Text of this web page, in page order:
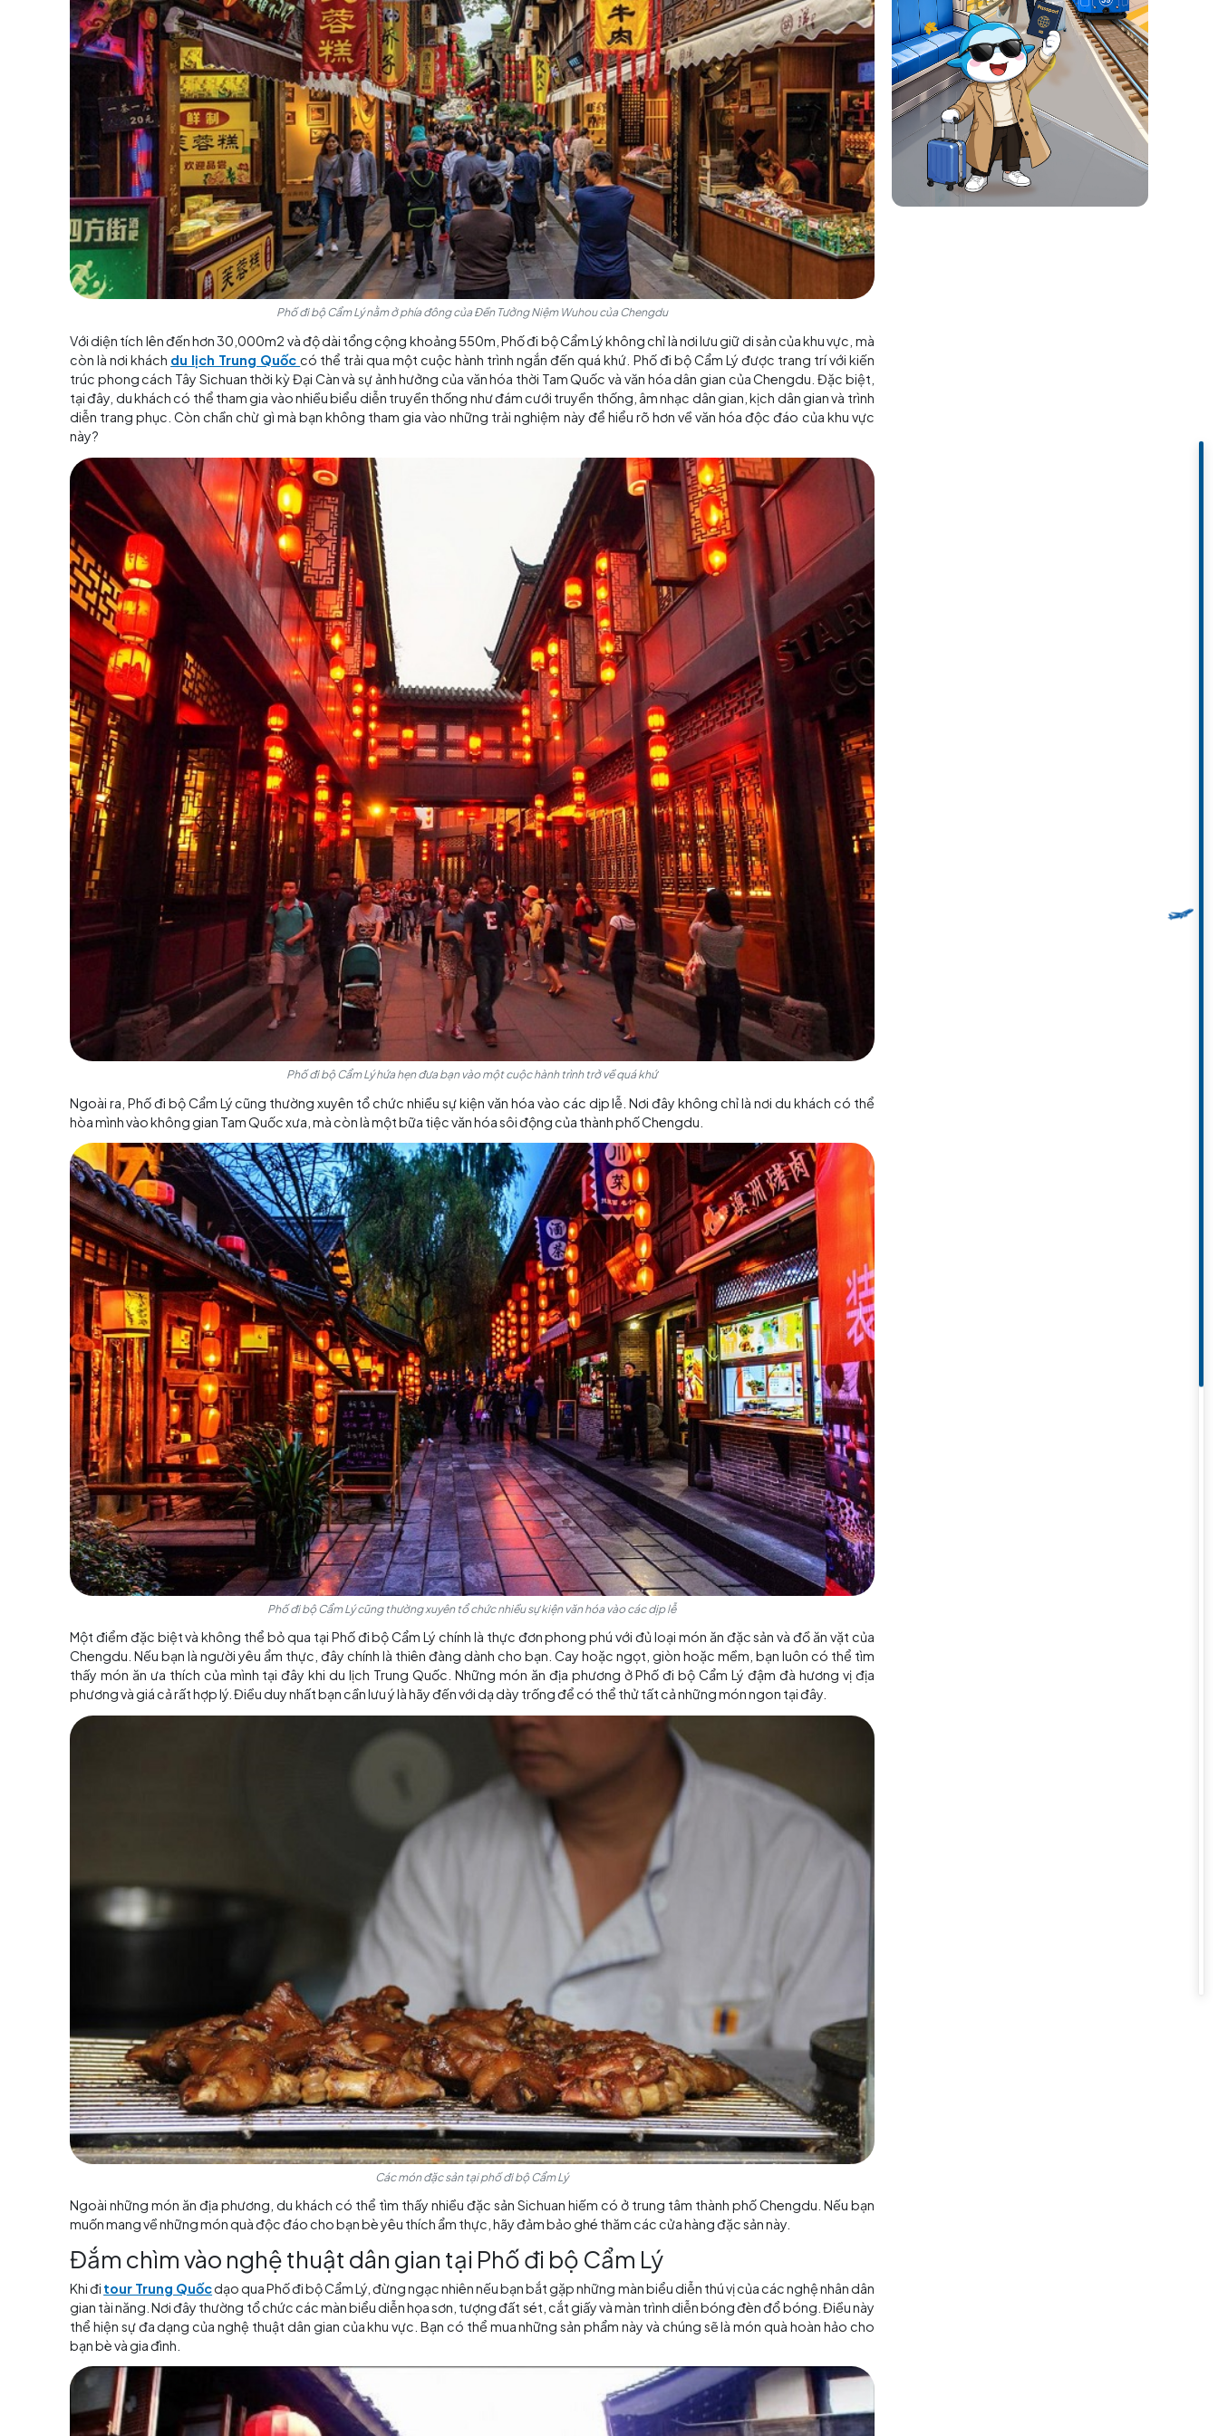
Phố đi bộ Cẩm Lý nằm ở phía đông của Đền Tưởng Niệm Wuhou của Chengdu
Với diện tích lên đến hơn 30,000m2 và độ dài tổng cộng khoảng 550m, Phố đi bộ Cẩm Lý không chỉ là nơi lưu giữ di sản của khu vực, mà
còn là nơi kháchdu lịch Trung Quốccó thể trải qua một cuộc hành trình ngắn đến quá khứ. Phố đi bộ Cẩm Lý được trang trí với kiến
trúc phong cách Tây Sichuan thời kỳ Đại Càn và sự ảnh hưởng của văn hóa thời Tam Quốc và văn hóa dân gian của Chengdu. Đặc biệt,
tại đây, du khách có thể tham gia vào nhiều biểu diễn truyền thống như đám cưới truyền thống, âm nhạc dân gian, kịch dân gian và trình
diễn trang phục. Còn chần chừ gì mà bạn không tham gia vào những trải nghiệm này để hiểu rõ hơn về văn hóa độc đáo của khu vực
này?
Phố đi bộ Cẩm Lý hứa hẹn đưa bạn vào một cuộc hành trình trở về quá khứ
Ngoài ra, Phố đi bộ Cẩm Lý cũng thường xuyên tổ chức nhiều sự kiện văn hóa vào các dịp lễ. Nơi đây không chỉ là nơi du khách có thể
hòa mình vào không gian Tam Quốc xưa, mà còn là một bữa tiệc văn hóa sôi động của thành phố Chengdu.
Phố đi bộ Cẩm Lý cũng thường xuyên tổ chức nhiều sự kiện văn hóa vào các dịp lễ
Một điểm đặc biệt và không thể bỏ qua tại Phố đi bộ Cẩm Lý chính là thực đơn phong phú với đủ loại món ăn đặc sản và đồ ăn vặt của
Chengdu. Nếu bạn là người yêu ẩm thực, đây chính là thiên đàng dành cho bạn. Cay hoặc ngọt, giòn hoặc mềm, bạn luôn có thể tìm
thấy món ăn ưa thích của mình tại đây khidu lịch Trung Quốc. Những món ăn địa phương ở Phố đi bộ Cẩm Lý đậm đà hương vị địa
phương và giá cả rất hợp lý. Điều duy nhất bạn cần lưu ý là hãy đến với dạ dày trống để có thể thử tất cả những món ngon tại đây.